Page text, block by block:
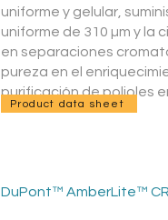
uniforme y gelular,
uniforme de 310 µm y la
en separaciones
pureza en el
purificación de polioles
DuPont™ AmberLite™
Product data sheet